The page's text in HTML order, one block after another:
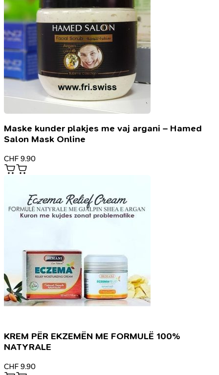
Maske kunder plakjes me vaj argani – Hamed
Salon Mask Online
CHF 9.90
KREM PËR EKZEMËN ME FORMULË 100%
NATYRALE
CHF 9.90